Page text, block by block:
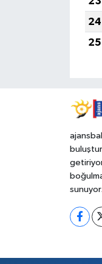
25
sunuyor.